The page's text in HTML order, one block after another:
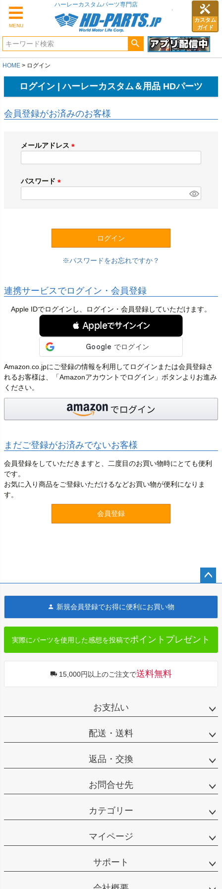
MENU
カスタム
ガイド
ハーレーカスタムパーツ専門店
HOME ログイン
ログイン | ハーレーカスタム＆用品 HDパーツ
会員登録がお済みのお客様
メールアドレス
)
パスワード
ログイン
パスワードをお忘れですか？
連携サービスでログイン・会員登録
Apple IDでログインし、ログイン・会員登録していただけます。
 Appleでサインイン
Amazon.co.jpにご登録の情報を利用してログインまたは会員登録さ
れるお客様は、「Amazonアカウントでログイン」ボタンよりお進み
ください。
まだご登録がお済みでないお客様
会員登録をしていただきますと、二度目のお買い物時にとても便利
です。
お気に入り商品をご登録いただけるなどお買い物が便利になりま
す。
会員登録
へ
新規会員登録でお得に便利にお買い物
実際にパーツを使用した感想を投稿でポイントプレゼント
15,000円以上のご注文で送料無料
お支払い
配送・送料
返品・交換
お問合せ先
カテゴリー
マイページ
サポート